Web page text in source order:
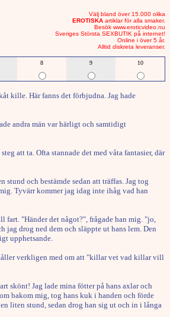
Välj bland över 15.000 olika
EROTISKA artiklar för alla smaker.
Besök www.eroticvideo.nu
Sveriges Största SEXBUTIK på internet!
Online i över 5 år.
Alltid diskreta leveranser.
8 9
10
kille. Här fanns det förbjudna. Jag hade
andra män var härligt och samtidigt
att ta. Ofta stannade det med våta fantasier, där
och bestämde sedan att träffas. Jag tog
Tyvärr kommer jag idag inte ihåg vad han
fart. "Händer det något?", frågade han mig. "jo,
jag drog ned dem och släppte ut hans lem. Den
upphetsande.
verkligen med om att "killar vet vad killar vill
skönt! Jag lade mina fötter på hans axlar och
bakom mig, tog hans kuk i handen och förde
liten stund, sedan drog han sig ut och in i långa